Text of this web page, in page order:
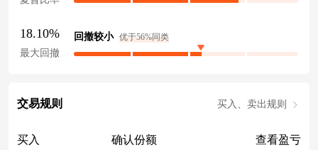
18.10%
最大回撤
回撤较小 优于56%同类
交易规则 买入、卖出规则
买入 确认份额 查看盈亏